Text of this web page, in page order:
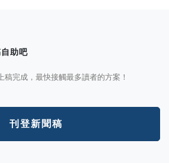
助吧
完成，最快接觸最多讀者的方案！
刊登新聞稿